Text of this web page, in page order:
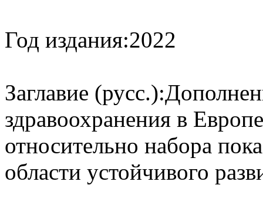
Год издания:2022
Заглавие (русс.):
здравоохранения в
относительно набора
области устойчивого